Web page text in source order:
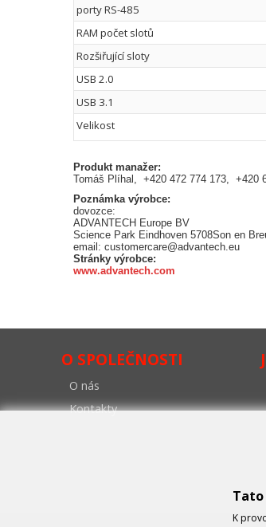
porty RS-485
RAM počet slotů
Rozšiřující sloty
USB 2.0
USB 3.1
Velikost
Produkt manažer:
Tomáš Plíhal, +420 472 774 173, +420
Poznámka výrobce:
dovozce:
ADVANTECH Europe BV
Science Park Eindhoven 5708Son en
email: customercare@advantech.eu
Stránky výrobce:
www.advantech.com
O SPOLEČNOSTI
O nás
Kontakty
Tato
K